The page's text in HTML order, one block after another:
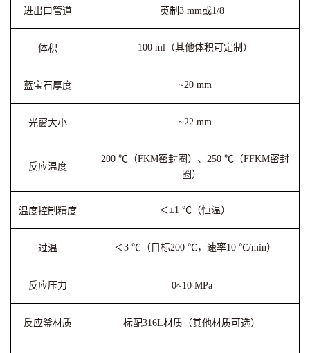
进出口管道 英制3 mm或1/8
体积 100 ml（其他体积可定制）
蓝宝石厚度 ~20 mm
光窗大小 ~22 mm
反应温度
200 ℃（FKM密封圈）、250 ℃（FFKM密封
圈）
温度控制精度 ＜±1 ℃（恒温）
过温 ＜3 ℃（目标200 ℃，速率10 ℃/min）
反应压力 0~10 MPa
反应釜材质 标配316L材质（其他材质可选）